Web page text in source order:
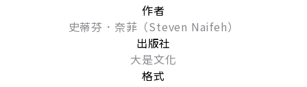
作者
史蒂芬．奈菲（Steven Naifeh）
出版社
大是文化
格式